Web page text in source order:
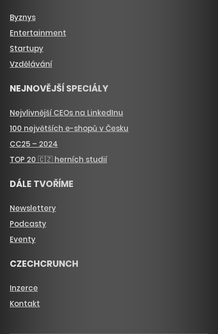
Byznys
Entertainment
Startupy
Vzdělávání
NEJNOVĚJŠÍ SPECIÁLY
Nejvlivnější CEOs na LinkedInu
100 největších e-shopů v Česku
CC25 – 2024
TOP 20 🇨🇿 herních studií
DÁLE TVOŘÍME
Newslettery
Podcasty
Eventy
CZECHCRUNCH
Inzerce
Kontakt